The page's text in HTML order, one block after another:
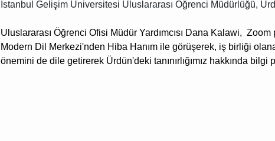
İstanbul Gelişim Üniversitesi Uluslararası Öğrenci Müdürlüğü,
Uluslararası Öğrenci Ofisi Müdür Yardımcısı Dana Kalawi, Zoom
Modern Dil Merkezi'nden Hiba Hanım ile görüşerek, iş birliği
önemini de dile getirerek Ürdün'deki tanınırlığımız hakkında bilgi